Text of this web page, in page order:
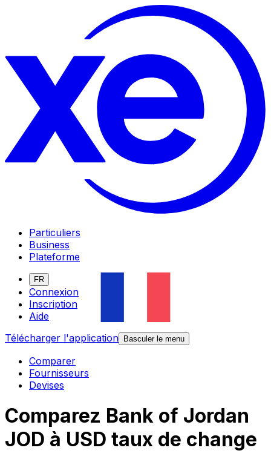
Particuliers
Business
Plateforme
FR
Connexion
Inscription
Aide
Télécharger l'application
Basculer le menu
Comparer
Fournisseurs
Devises
Comparez Bank of Jordan
JOD à USD taux de change